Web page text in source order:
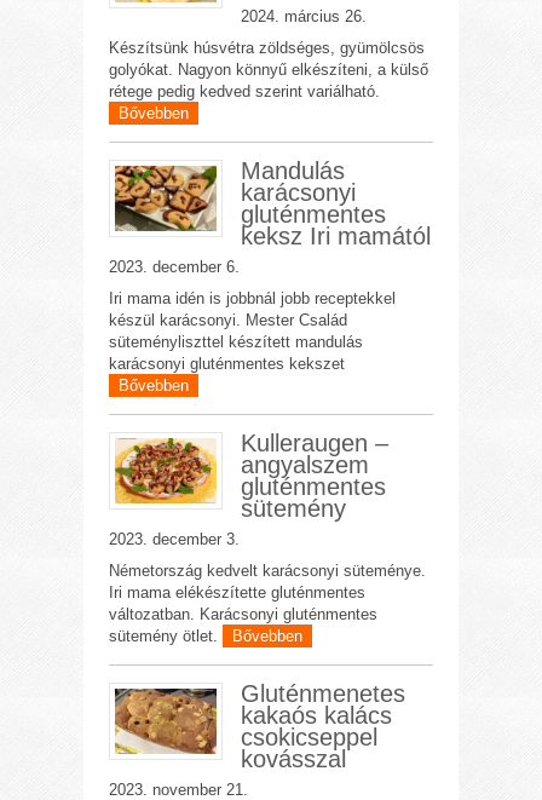
2024. március 26.
Készítsünk húsvétra zöldséges, gyümölcsös
golyókat. Nagyon könnyű elkészíteni, a külső
rétege pedig kedved szerint variálható.
Bővebben
Mandulás
karácsonyi
gluténmentes
keksz Iri mamától
2023. december 6.
Iri mama idén is jobbnál jobb receptekkel
készül karácsonyi. Mester Család
süteményliszttel készített mandulás
karácsonyi gluténmentes kekszet
Bővebben
Kulleraugen –
angyalszem
gluténmentes
sütemény
2023. december 3.
Németország kedvelt karácsonyi süteménye.
Iri mama elékészítette gluténmentes
változatban. Karácsonyi gluténmentes
sütemény ötlet.
Bővebben
Gluténmenetes
kakaós kalács
csokicseppel
kovásszal
2023. november 21.